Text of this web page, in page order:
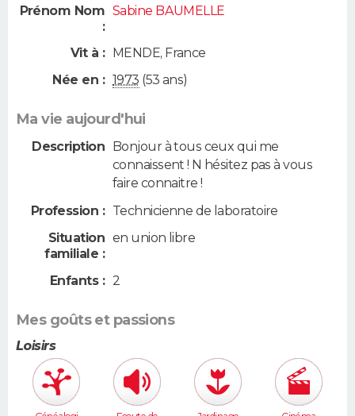
Prénom Nom
:
Sabine BAUMELLE
Vit à : MENDE, France
Née en : 1973 (53 ans)
Ma vie aujourd'hui
Description
Bonjour à tous ceux qui me
connaissent ! N hésitez pas à vous
faire connaitre !
Profession : Technicienne de laboratoire
Situation
familiale :
en union libre
Enfants : 2
Mes goûts et passions
Loisirs